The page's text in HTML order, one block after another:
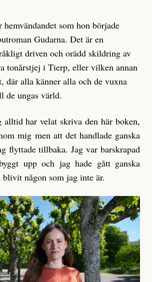
som hon började
Gudarna. Det är en
driven och orädd skildring av
tonårstjej i Tierp, eller vilken annan
där alla känner alla och de vuxna
de ungas värld.
alltid har velat skriva den här boken,
mig men att det handlade ganska
flyttade tillbaka. Jag var barskrapad
upp och jag hade gått ganska
någon som jag inte är.